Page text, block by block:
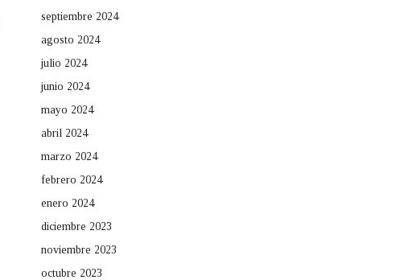
septiembre 2024
agosto 2024
julio 2024
junio 2024
mayo 2024
abril 2024
marzo 2024
febrero 2024
enero 2024
diciembre 2023
noviembre 2023
octubre 2023